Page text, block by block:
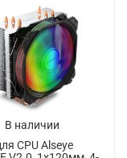
В наличии
CPU Alseye